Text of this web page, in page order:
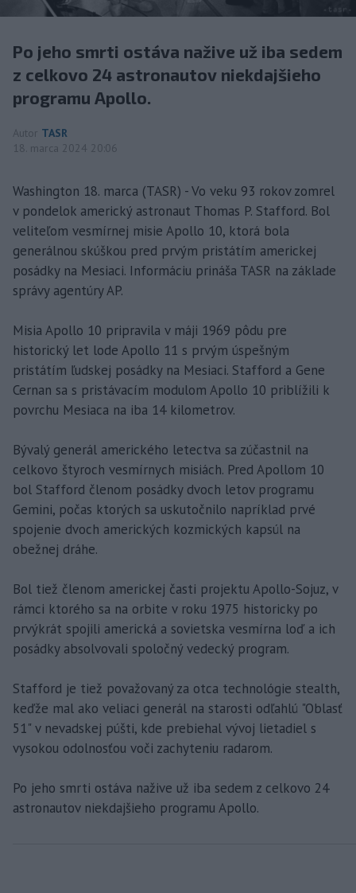
Po jeho smrti ostáva nažive už iba sedem
z celkovo 24 astronautov niekdajšieho
programu Apollo.
Autor TASR
18. marca 2024 20:06
Washington 18. marca (TASR) - Vo veku 93 rokov zomrel
v pondelok americký astronaut Thomas P. Stafford. Bol
veliteľom vesmírnej misie Apollo 10, ktorá bola
generálnou skúškou pred prvým pristátím americkej
posádky na Mesiaci. Informáciu prináša TASR na základe
správy agentúry AP.
Misia Apollo 10 pripravila v máji 1969 pôdu pre
historický let lode Apollo 11 s prvým úspešným
pristátím ľudskej posádky na Mesiaci. Stafford a Gene
Cernan sa s pristávacím modulom Apollo 10 priblížili k
povrchu Mesiaca na iba 14 kilometrov.
Bývalý generál amerického letectva sa zúčastnil na
celkovo štyroch vesmírnych misiách. Pred Apollom 10
bol Stafford členom posádky dvoch letov programu
Gemini, počas ktorých sa uskutočnilo napríklad prvé
spojenie dvoch amerických kozmických kapsúl na
obežnej dráhe.
Bol tiež členom americkej časti projektu Apollo-Sojuz, v
rámci ktorého sa na orbite v roku 1975 historicky po
prvýkrát spojili americká a sovietska vesmírna loď a ich
posádky absolvovali spoločný vedecký program.
Stafford je tiež považovaný za otca technológie stealth,
keďže mal ako veliaci generál na starosti odľahlú "Oblasť
51" v nevadskej púšti, kde prebiehal vývoj lietadiel s
vysokou odolnosťou voči zachyteniu radarom.
Po jeho smrti ostáva nažive už iba sedem z celkovo 24
astronautov niekdajšieho programu Apollo.